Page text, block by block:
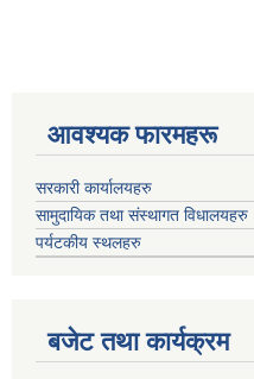
आवश्यक फारमहरू
सरकारी कार्यालयहरु
सामुदायिक तथा संस्थागत विधालयहरु
पर्यटकीय स्थलहरु
बजेट तथा कार्यक्रम